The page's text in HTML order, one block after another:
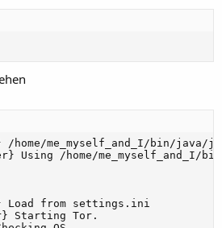
/home/me_myself_and_I/bin/
Using /home/me_myself_and_I/
Load from settings.ini
Starting Tor.